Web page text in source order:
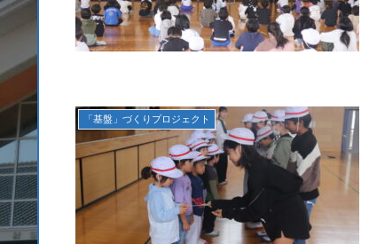
「基盤」づくりプロジェクト